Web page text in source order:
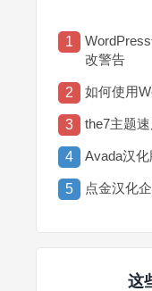
1
改警告
2 如何使用
3 the7主题
4 Avada汉
5 点金汉化
这